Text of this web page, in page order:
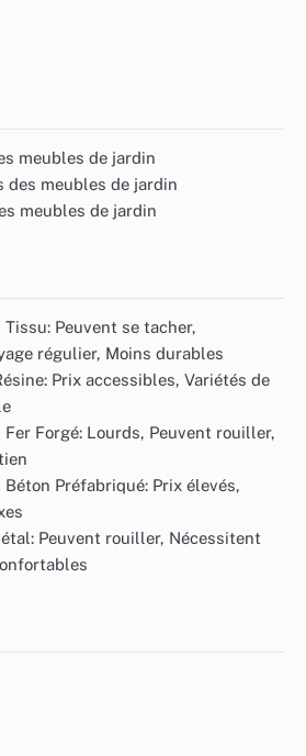
meubles de jardin
meubles de jardin
meubles de jardin
Tissu: Peuvent se tacher,
régulier, Moins durables
Prix accessibles, Variétés de
Fer Forgé: Lourds, Peuvent rouiller,
Béton Préfabriqué: Prix élevés,
Peuvent rouiller, Nécessitent